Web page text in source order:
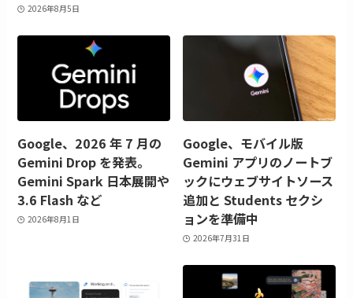
2026年8月5日
Google、2026 年 7 月の
Gemini Drop を発表。
Gemini Spark 日本展開や
3.6 Flash など
2026年8月1日
Google、モバイル版
Gemini アプリのノートブ
ックにウェブサイトソース
追加と Students セクシ
ョンを準備中
2026年7月31日